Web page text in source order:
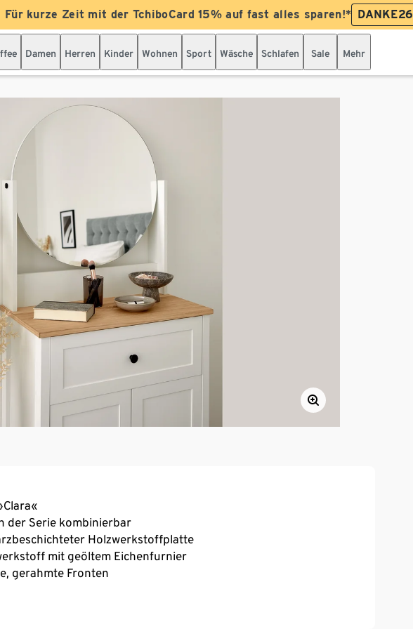
Für kurze Zeit mit der TchiboCard 15% auf fast alles sparen!* DANKE26
Damen Herren Kinder Wohnen Sport Wäsche Schlafen Sale Mehr
der Serie kombinierbar
Holzwerkstoffplatte
mit geöltem Eichenfurnier
gerahmte Fronten
Teilauszug und maximaler Zargenhöhe
Schublade und Türen durch Soft-Close-Mechanismus